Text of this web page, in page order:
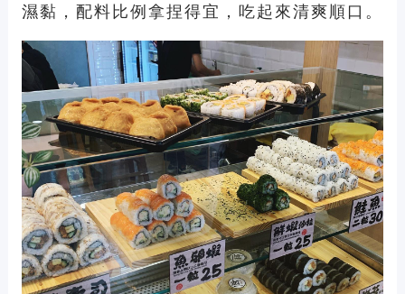
濕黏，配料比例拿捏得宜，吃起來清爽順口。